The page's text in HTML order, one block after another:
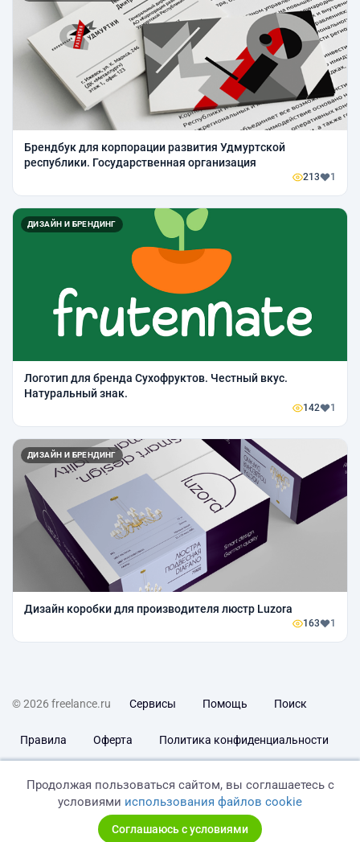
Брендбук для корпорации развития Удмуртской
республики. Государственная организация
213 1
ДИЗАЙН И БРЕНДИНГ
Логотип для бренда Сухофруктов. Честный вкус.
Натуральный знак.
142 1
ДИЗАЙН И БРЕНДИНГ
Дизайн коробки для производителя люстр Luzora
163 1
© 2026 freelance.ru Сервисы Помощь Поиск
Правила Оферта Политика конфиденциальности
Продолжая пользоваться сайтом, вы соглашаетесь с
условиями использования файлов cookie
Соглашаюсь с условиями